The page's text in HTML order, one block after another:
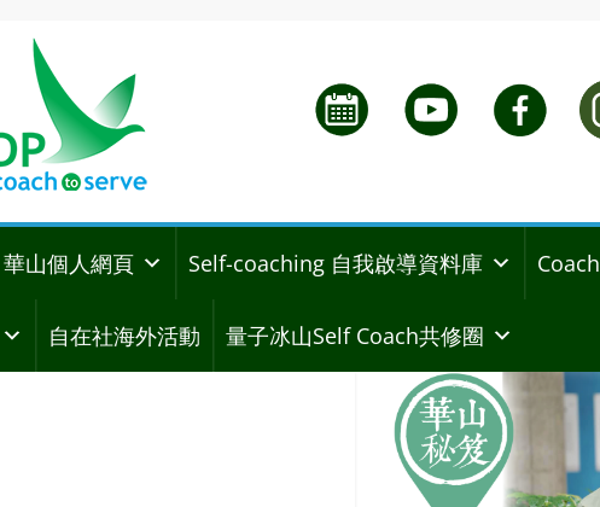
華山個人網頁 Self-coaching 自我啟導資料庫
自在社海外活動 量子冰山Self Coach共修圈